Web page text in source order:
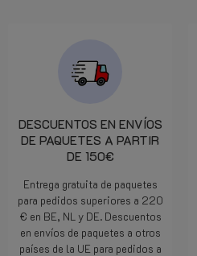
DESCUENTOS EN ENVÍOS
DE PAQUETES A PARTIR
DE 150€
Entrega gratuita de paquetes
para pedidos superiores a 220
€ en BE, NL y DE. Descuentos
en envíos de paquetes a otros
países de la UE para pedidos a